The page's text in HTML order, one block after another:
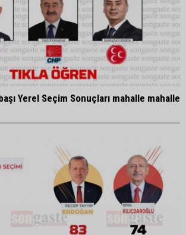
Yerel Seçim Sonuçları mahalle mahalle